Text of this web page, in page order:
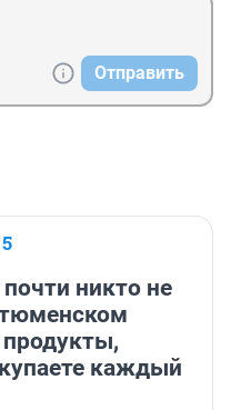
Отправить
никто не
каждый